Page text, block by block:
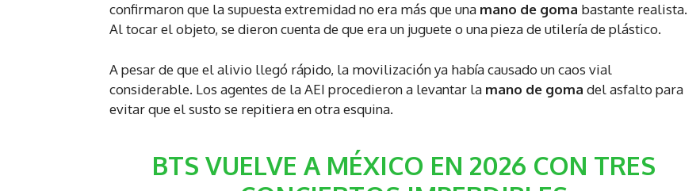
confirmaron que la supuesta extremidad no era más que una mano de goma bastante realista.
Al tocar el objeto, se dieron cuenta de que era un juguete o una pieza de utilería de plástico.
A pesar de que el alivio llegó rápido, la movilización ya había causado un caos vial
considerable. Los agentes de la AEI procedieron a levantar la mano de goma del asfalto para
evitar que el susto se repitiera en otra esquina.
BTS VUELVE A MÉXICO EN 2026 CON TRES